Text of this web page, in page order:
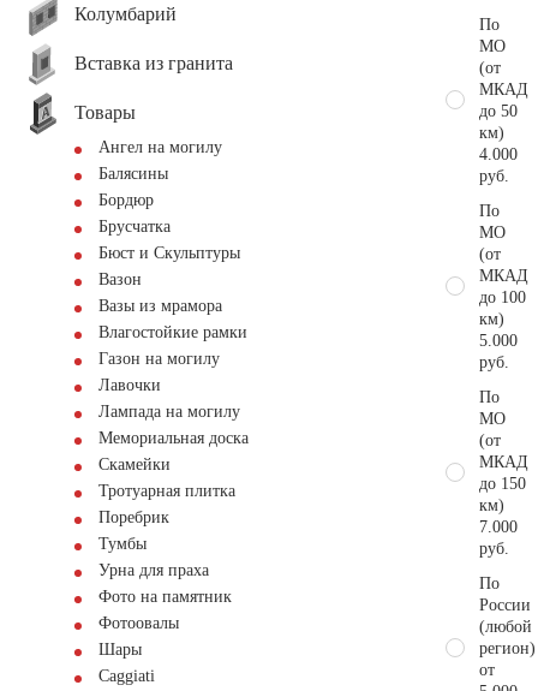
Колумбарий
Вставка из гранита
Товары
Ангел на могилу
Балясины
Бордюр
Брусчатка
Бюст и Скульптуры
Вазон
Вазы из мрамора
Влагостойкие рамки
Газон на могилу
Лавочки
Лампада на могилу
Мемориальная доска
Скамейки
Тротуарная плитка
Поребрик
Тумбы
Урна для праха
Фото на памятник
Фотоовалы
Шары
Сaggiati
По
МО
(от
МКАД
до 50
км)
4.000
руб.
По
МО
(от
МКАД
до 100
км)
5.000
руб.
По
МО
(от
МКАД
до 150
км)
7.000
руб.
По
России
(любой
регион)
от